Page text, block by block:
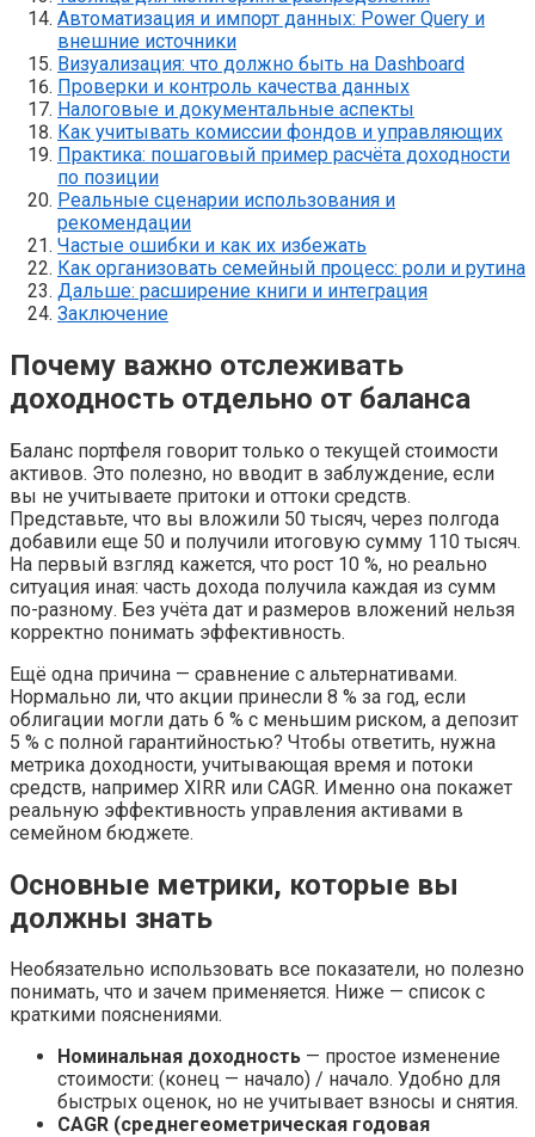
Автоматизация и импорт данных: Power Query и
внешние источники
Визуализация: что должно быть на Dashboard
Проверки и контроль качества данных
Налоговые и документальные аспекты
Как учитывать комиссии фондов и управляющих
Практика: пошаговый пример расчёта доходности
по позиции
Реальные сценарии использования и
рекомендации
Частые ошибки и как их избежать
Как организовать семейный процесс: роли и рутина
Дальше: расширение книги и интеграция
Заключение
Почему важно отслеживать
доходность отдельно от баланса
Баланс портфеля говорит только о текущей стоимости
активов. Это полезно, но вводит в заблуждение, если
вы не учитываете притоки и оттоки средств.
Представьте, что вы вложили 50 тысяч, через полгода
добавили еще 50 и получили итоговую сумму 110 тысяч.
На первый взгляд кажется, что рост 10 %, но реально
ситуация иная: часть дохода получила каждая из сумм
по-разному. Без учёта дат и размеров вложений нельзя
корректно понимать эффективность.
Ещё одна причина — сравнение с альтернативами.
Нормально ли, что акции принесли 8 % за год, если
облигации могли дать 6 % с меньшим риском, а депозит
5 % с полной гарантийностью? Чтобы ответить, нужна
метрика доходности, учитывающая время и потоки
средств, например XIRR или CAGR. Именно она покажет
реальную эффективность управления активами в
семейном бюджете.
Основные метрики, которые вы
должны знать
Необязательно использовать все показатели, но полезно
понимать, что и зачем применяется. Ниже — список с
краткими пояснениями.
Номинальная доходность — простое изменение
стоимости: (конец — начало) / начало. Удобно для
быстрых оценок, но не учитывает взносы и снятия.
CAGR (среднегеометрическая годовая